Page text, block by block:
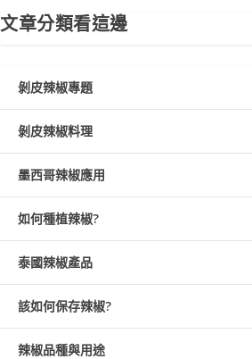
文章分類看這邊
剝皮辣椒專題
剝皮辣椒料理
墨西哥辣椒應用
如何種植辣椒?
泰國辣椒產品
該如何保存辣椒?
辣椒品種與用途